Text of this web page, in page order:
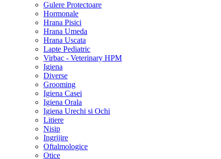
Gulere Protectoare
Hormonale
Hrana Pisici
Hrana Umeda
Hrana Uscata
Lapte Pediatric
Virbac - Veterinary HPM
Igiena
Diverse
Grooming
Igiena Casei
Igiena Orala
Igiena Urechi si Ochi
Litiere
Nisip
Ingrijire
Oftalmologice
Otice